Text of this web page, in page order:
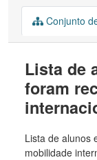
Conjunto
Lista de
foram
Lista de alunos
mobilidade